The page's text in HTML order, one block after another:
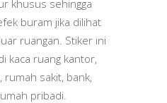
khusus sehingga
buram jika dilihat
ruangan. Stiker ini
kaca ruang kantor,
sakit, bank,
pribadi.